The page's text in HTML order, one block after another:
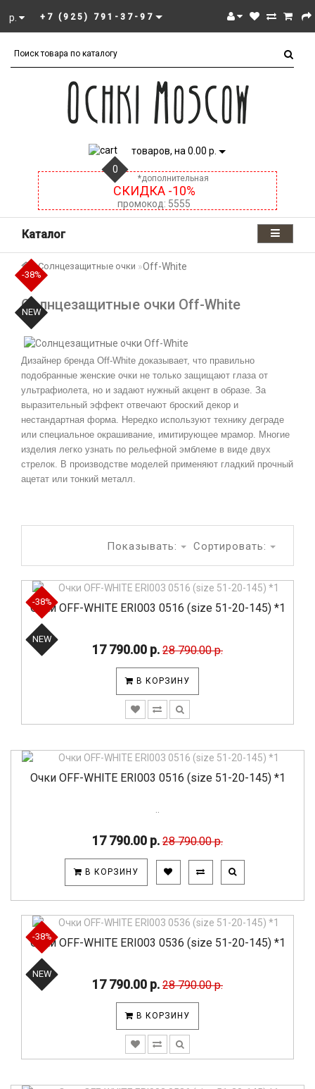
р. +7 (925) 791-37-97
0
товаров, на 0.00 р.
*дополнительная
СКИДКА -10%
промокод: 5555
Каталог
Солнцезащитные очки Off-White
Солнцезащитные очки Off-White
Дизайнер бренда Off-White доказывает, что правильно
подобранные женские очки не только защищают глаза от
ультрафиолета, но и задают нужный акцент в образе. За
выразительный эффект отвечают броский декор и
нестандартная форма. Нередко используют технику деграде
или специальное окрашивание, имитирующее мрамор. Многие
изделия легко узнать по рельефной эмблеме в виде двух
стрелок. В производстве моделей применяют гладкий прочный
ацетат или тонкий металл.
Сортировать:
Показывать:
-38%
NEW
Очки OFF-WHITE ERI003 0516 (size 51-20-145) *1
17 790.00 р. 28 790.00 р.
В КОРЗИНУ
-38%
NEW
Очки OFF-WHITE ERI003 0516 (size 51-20-145) *1
17 790.00 р. 28 790.00 р.
В КОРЗИНУ
-38%
NEW
Очки OFF-WHITE ERI003 0536 (size 51-20-145) *1
17 790.00 р. 28 790.00 р.
В КОРЗИНУ
-38%
NEW
-38%
NEW
-38%
NEW